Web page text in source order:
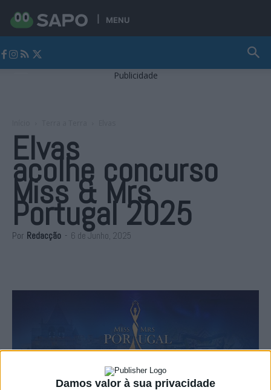
Damos valor à sua privacidade
MENU
Publicidade
Elvas
acolhe concurso
Miss & Mrs
Portugal 2025
Por Redacção - 6 de Junho, 2025